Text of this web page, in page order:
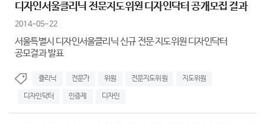
디자인서울클리닉 전문지도위원 디자인닥터 공개모집 결과
2014-05-22
서울특별시 디자인서울클리닉 신규 전문 지도위원 디자인닥터
공모결과 발표
클리닉 전문가 위원 전문지도위원 지도위원
디자인닥터 인증제 디자인